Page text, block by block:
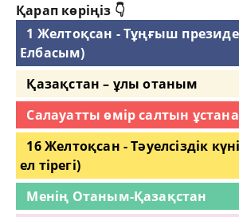
Қарап көріңіз 👇
1 Желтоқсан - Тұңғыш
Елбасым)
Қазақстан – ұлы отаным
Салауатты өмір салтын
16 Желтоқсан - Тәуелсіздік
ел тірегі)
Менің Отаным-Қазақстан